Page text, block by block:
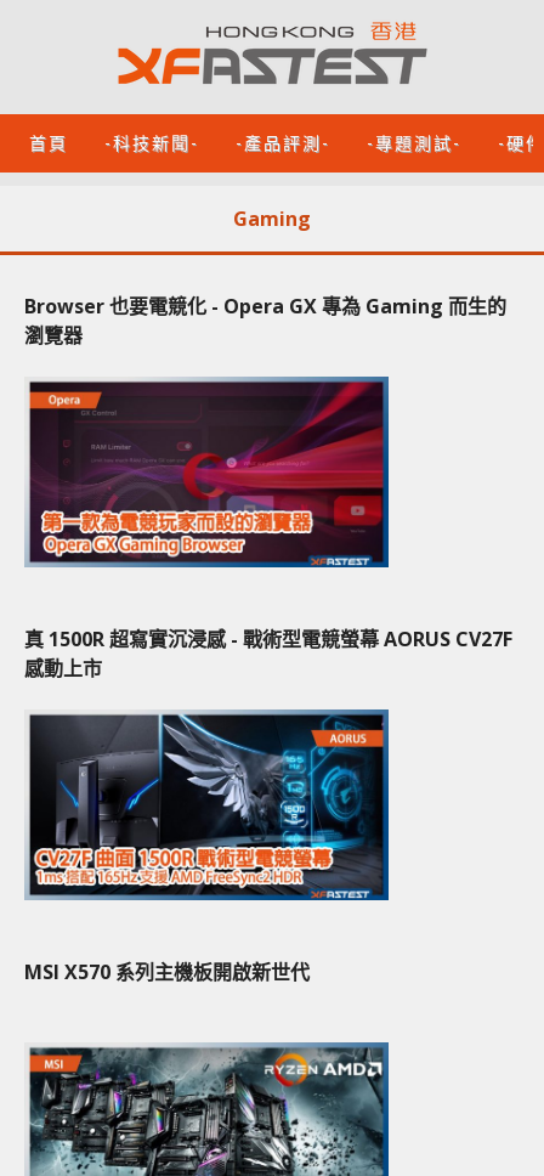
首頁 -科技新聞- -產品評測- -專題測試- -硬
Gaming
Browser 也要電競化 - Opera GX 專為 Gaming 而生的
瀏覽器
真 1500R 超寫實沉浸感 - 戰術型電競螢幕 AORUS CV27F
感動上市
MSI X570 系列主機板開啟新世代